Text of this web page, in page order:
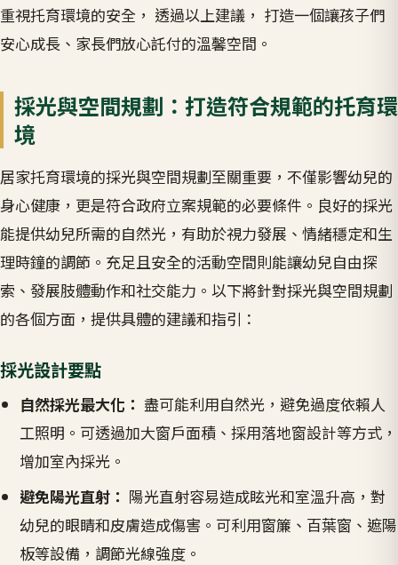
重視托育環境的安全， 透過以上建議， 打造一個讓孩子們
安心成長、家長們放心託付的溫馨空間。
採光與空間規劃：打造符合規範的托育環
境
居家托育環境的採光與空間規劃至關重要，不僅影響幼兒的
身心健康，更是符合政府立案規範的必要條件。良好的採光
能提供幼兒所需的自然光，有助於視力發展、情緒穩定和生
理時鐘的調節。充足且安全的活動空間則能讓幼兒自由探
索、發展肢體動作和社交能力。以下將針對採光與空間規劃
的各個方面，提供具體的建議和指引：
採光設計要點
自然採光最大化： 盡可能利用自然光，避免過度依賴人
工照明。可透過加大窗戶面積、採用落地窗設計等方式，
增加室內採光。
避免陽光直射： 陽光直射容易造成眩光和室溫升高，對
幼兒的眼睛和皮膚造成傷害。可利用窗簾、百葉窗、遮陽
板等設備，調節光線強度。